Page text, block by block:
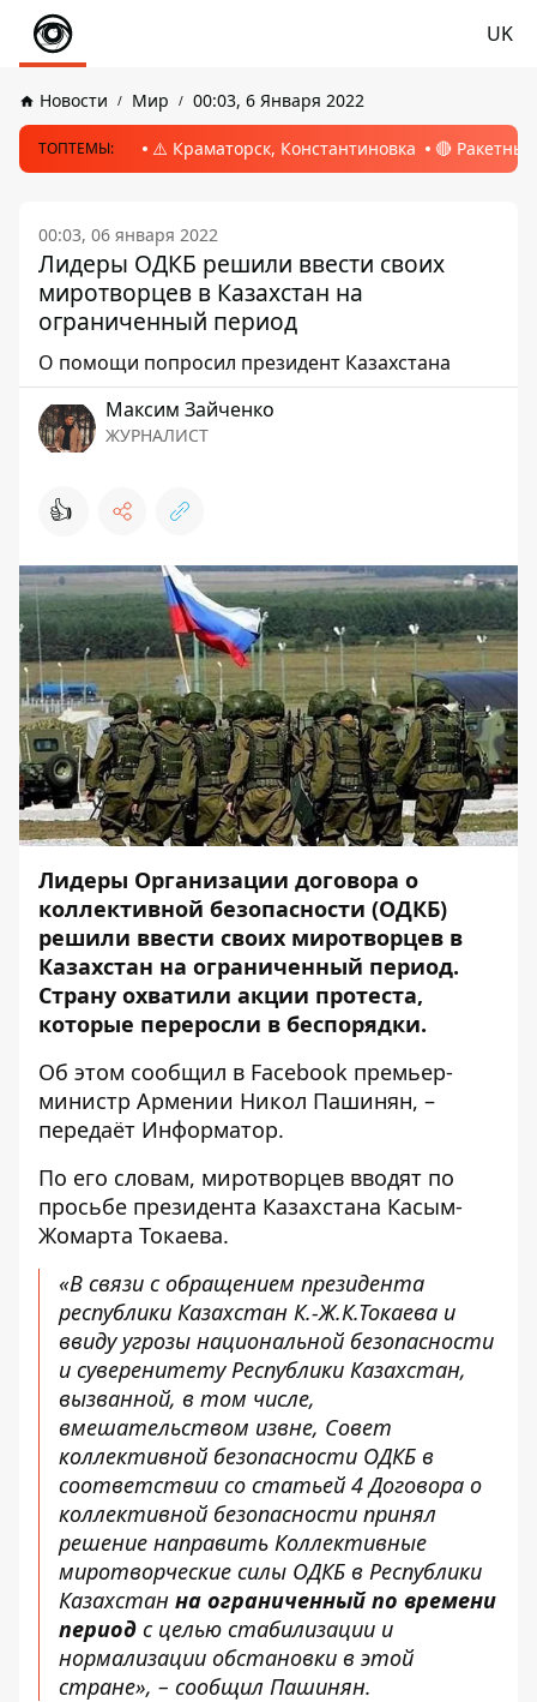
UK
Новости Мир 00:03, 6 Января 2022
ТОПТЕМЫ: ⚠️ Краматорск, Константиновка 🔴
00:03, 06 января 2022
Лидеры ОДКБ решили ввести своих
миротворцев в Казахстан на
ограниченный период
О помощи попросил президент Казахстана
Максим Зайченко
ЖУРНАЛИСТ
👍
Лидеры Организации договора о
коллективной безопасности (ОДКБ)
решили ввести своих миротворцев в
Казахстан на ограниченный период.
Страну охватили акции протеста,
которые переросли в беспорядки.
Об этом сообщил в Facebook премьер-
министр Армении Никол Пашинян, –
передаёт Информатор.
По его словам, миротворцев вводят по
просьбе президента Казахстана Касым-
Жомарта Токаева.
«В связи с обращением президента
республики Казахстан К.-Ж.К.Токаева и
ввиду угрозы национальной безопасности
и суверенитету Республики Казахстан,
вызванной, в том числе,
вмешательством извне, Совет
коллективной безопасности ОДКБ в
соответствии со статьей 4 Договора о
коллективной безопасности принял
решение направить Коллективные
миротворческие силы ОДКБ в Республики
Казахстан на ограниченный по времени
период с целью стабилизации и
нормализации обстановки в этой
стране», – сообщил Пашинян.